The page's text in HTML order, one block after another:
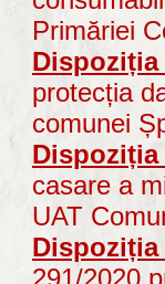
Primăriei
Dispoziția
protecția
comunei
Dispoziția
casare a
UAT
Dispoziția
291/2020